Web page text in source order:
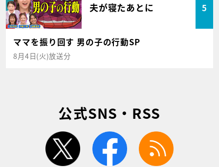
夫が寝たあとに 5
ママを振り回す 男の子の行動SP
8月4日(火)放送分
公式SNS・RSS
twitter facebook